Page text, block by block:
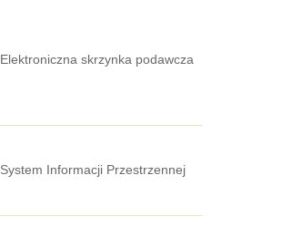
Elektroniczna skrzynka podawcza
System Informacji Przestrzennej